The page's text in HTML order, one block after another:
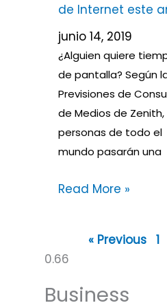
de Internet este
junio 14, 2019
¿Alguien quiere
de pantalla? Según
Previsiones de
de Medios de Zenith,
personas de todo el
mundo pasarán una
Read More »
« Previous 1
Business